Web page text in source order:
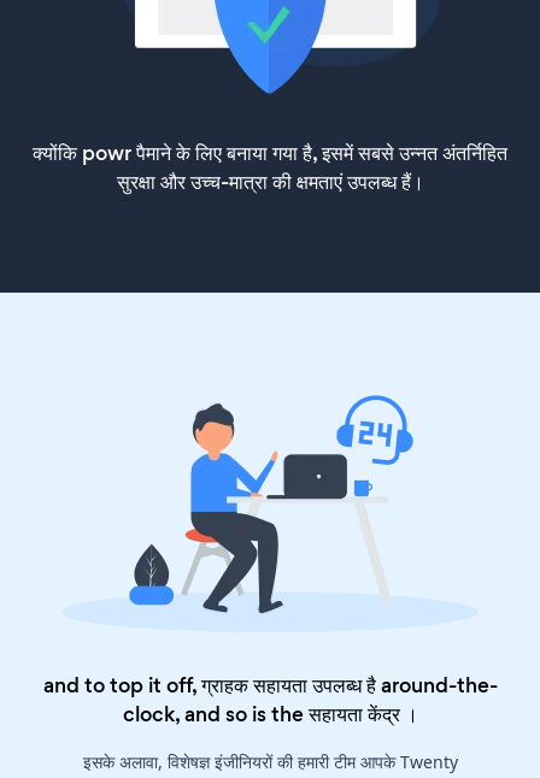
क्योंकि powr पैमाने के लिए बनाया गया है, इसमें सबसे उन्नत अंतर्निहित
सुरक्षा और उच्च-मात्रा की क्षमताएं उपलब्ध हैं।
and to top it off, ग्राहक सहायता उपलब्ध है around-the-
clock, and so is theसहायता केंद्र।
इसके अलावा, विशेषज्ञ इंजीनियरों की हमारी टीम आपके Twenty